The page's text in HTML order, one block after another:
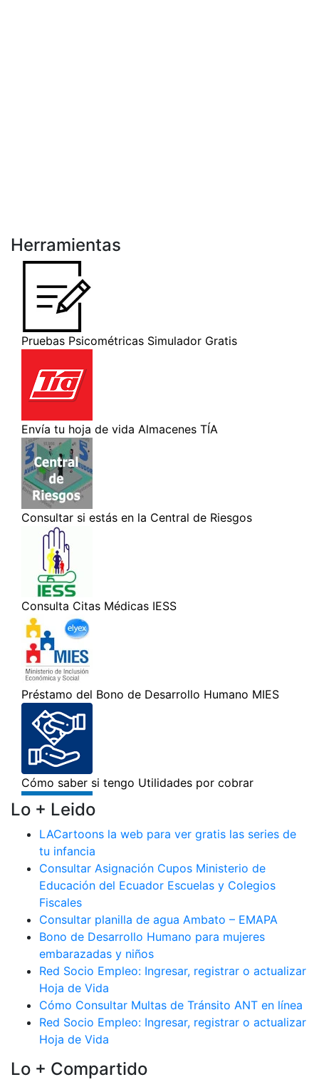
Herramientas
Lo + Leido
LACartoons la web para ver gratis las series de
tu infancia
Consultar Asignación Cupos Ministerio de
Educación del Ecuador Escuelas y Colegios
Fiscales
Consultar planilla de agua Ambato – EMAPA
Bono de Desarrollo Humano para mujeres
embarazadas y niños
Red Socio Empleo: Ingresar, registrar o actualizar
Hoja de Vida
Cómo Consultar Multas de Tránsito ANT en línea
Red Socio Empleo: Ingresar, registrar o actualizar
Hoja de Vida
Lo + Compartido